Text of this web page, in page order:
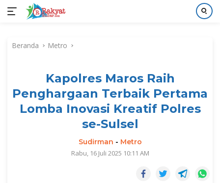
kontenBeranda Metro
Kapolres Maros Raih
Penghargaan Terbaik Pertama
Lomba Inovasi Kreatif Polres
se-Sulsel
Sudirman - Metro
Rabu, 16 Juli 2025 10:11 AM